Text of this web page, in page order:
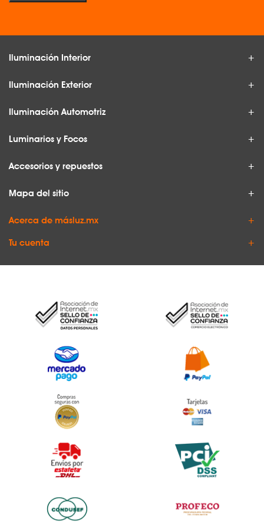
Iluminación Interior
Iluminación Exterior
Iluminación Automotriz
Luminarios y Focos
Accesorios y repuestos
Mapa del sitio
Acerca de másluz.mx
Tu cuenta